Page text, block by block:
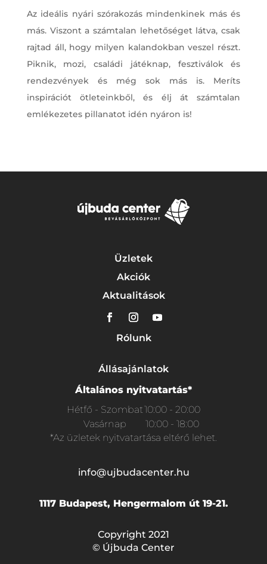
Az ideális nyári szórakozás mindenkinek más és
más. Viszont a számtalan lehetőséget látva, csak
rajtad áll, hogy milyen kalandokban veszel részt.
Piknik, mozi, családi játéknap, fesztiválok és
rendezvények és még sok más is. Meríts
inspirációt ötleteinkből, és élj át számtalan
emlékezetes pillanatot idén nyáron is!
Üzletek
Akciók
Aktualitások
Rólunk
Állásajánlatok
Általános nyitvatartás*
Hétfő - Szombat10:00 - 20:00
Vasárnap
10:00 - 18:00
*Az üzletek nyitvatartása eltérő lehet.
info@ujbudacenter.hu
1117 Budapest, Hengermalom út 19-21.
Copyright 2021
© Újbuda Center